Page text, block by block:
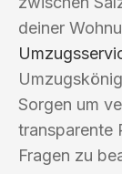
deiner
Sorgen um
transparente
Fragen zu